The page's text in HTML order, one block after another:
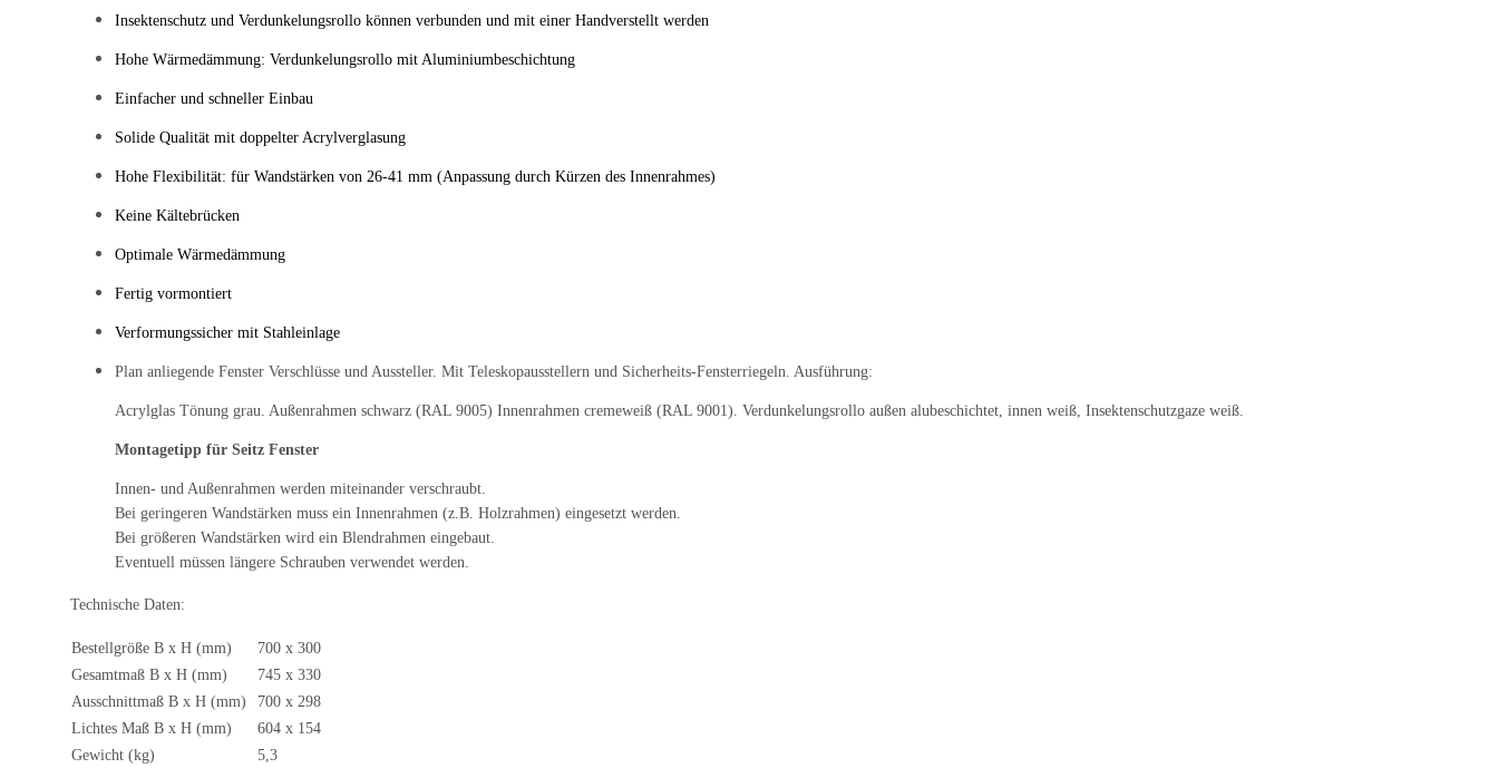
Insektenschutz und Verdunkelungsrollo können verbunden und mit einer Handverstellt werden
Hohe Wärmedämmung: Verdunkelungsrollo mit Aluminiumbeschichtung
Einfacher und schneller Einbau
Solide Qualität mit doppelter Acrylverglasung
Hohe Flexibilität: für Wandstärken von 26-41 mm (Anpassung durch Kürzen des Innenrahmes)
Keine Kältebrücken
Optimale Wärmedämmung
Fertig vormontiert
Verformungssicher mit Stahleinlage
Plan anliegende Fenster Verschlüsse und Aussteller. Mit Teleskopausstellern und Sicherheits-Fensterriegeln. Ausführung:
Acrylglas Tönung grau. Außenrahmen schwarz (RAL 9005) Innenrahmen cremeweiß (RAL 9001). Verdunkelungsrollo außen alubeschichtet, innen weiß, Insektenschutzgaze weiß.
Montagetipp für Seitz Fenster
Innen- und Außenrahmen werden miteinander verschraubt.
Bei geringeren Wandstärken muss ein Innenrahmen (z.B. Holzrahmen) eingesetzt werden.
Bei größeren Wandstärken wird ein Blendrahmen eingebaut.
Eventuell müssen längere Schrauben verwendet werden.
Technische Daten:
Bestellgröße B x H (mm)
700 x 300
Gesamtmaß B x H (mm)
745 x 330
Ausschnittmaß B x H (mm)
700 x 298
Lichtes Maß B x H (mm)
604 x 154
Gewicht (kg)
5,3